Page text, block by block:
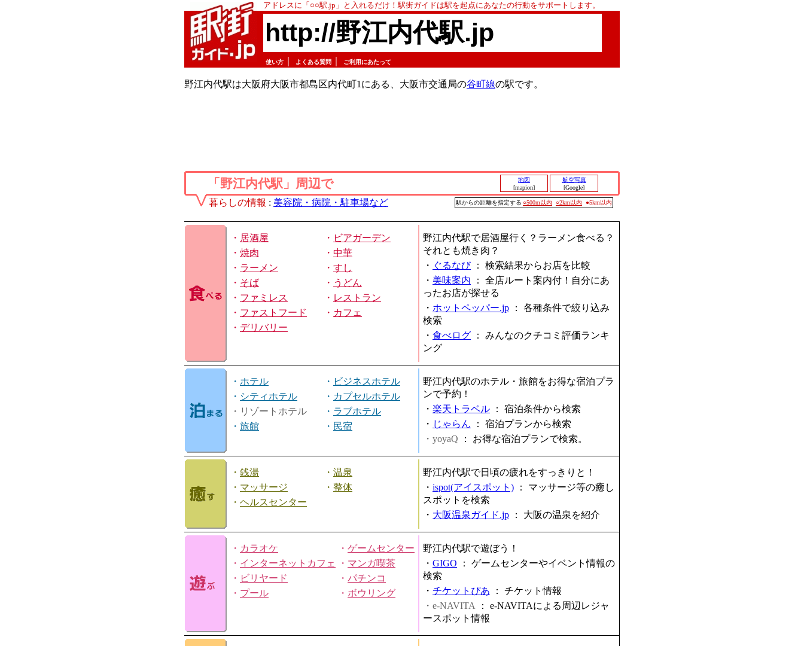
アドレスに「○○駅.jp」と入れるだけ！駅街ガイドは駅を起点にあなたの行動をサポートします。
http://野江内代駅.jp
使い方 よくある質問 ご利用にあたって
野江内代駅は大阪府大阪市都島区内代町1にある、大阪市交通局の谷町線の駅です。
「野江内代駅」周辺で
地図
[mapion]
航空写真
[Google]
暮らしの情報 : 美容院・病院・駐車場など 駅からの距離を指定する ○500m以内 ○2km以内 ●5km以内
・ 居酒屋 ・ ビアガーデン
・ 焼肉 ・ 中華
・ ラーメン ・ すし
・ そば ・ うどん
・ ファミレス ・ レストラン
・ ファストフード ・ カフェ
・ デリバリー
野江内代駅で居酒屋行く？ラーメン食べる？
それとも焼き肉？
・ ぐるなび： 検索結果からお店を比較
・ 美味案内 ： 全店ルート案内付！自分にあ
ったお店が探せる
・ ホットペッパー.jp ： 各種条件で絞り込み
検索
・ 食べログ ： みんなのクチコミ評価ランキ
ング
・ ホテル ・ ビジネスホテル
・ シティホテル ・ カプセルホテル
・リゾートホテル
・ ラブホテル
・ 旅館 ・ 民宿
野江内代駅のホテル・旅館をお得な宿泊プラ
ンで予約！
・ 楽天トラベル ： 宿泊条件から検索
・ じゃらん ： 宿泊プランから検索
・yoyaQ ： お得な宿泊プランで検索。
・ 銭湯 ・ 温泉
・ マッサージ ・ 整体
・ ヘルスセンター
野江内代駅で日頃の疲れをすっきりと！
・ ispot(アイスポット) ： マッサージ等の癒し
スポットを検索
・ 大阪温泉ガイド.jp ： 大阪の温泉を紹介
・ カラオケ ・ ゲームセンター
・ インターネットカフェ ・ マンガ喫茶
・ ビリヤード ・ パチンコ
・ プール ・ ボウリング
野江内代駅で遊ぼう！
・ GIGO ： ゲームセンターやイベント情報の
検索
・ チケットぴあ ： チケット情報
・e-NAVITA
： e-NAVITAによる周辺レジャ
ースポット情報